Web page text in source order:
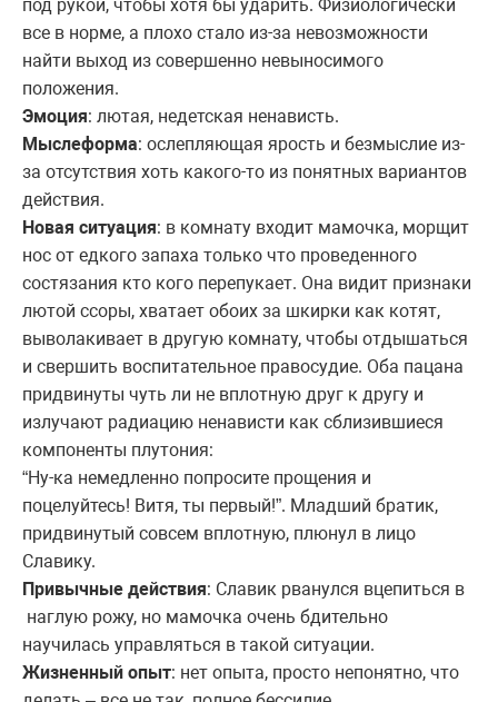
под рукой, чтобы хотя бы ударить. Физиологически
все в норме, а плохо стало из-за невозможности
найти выход из совершенно невыносимого
положения.
Эмоция: лютая, недетская ненависть.
Мыслеформа: ослепляющая ярость и безмыслие из-
за отсутствия хоть какого-то из понятных вариантов
действия.
Новая ситуация: в комнату входит мамочка, морщит
нос от едкого запаха только что проведенного
состязания кто кого перепукает. Она видит признаки
лютой ссоры, хватает обоих за шкирки как котят,
выволакивает в другую комнату, чтобы отдышаться
и свершить воспитательное правосудие. Оба пацана
придвинуты чуть ли не вплотную друг к другу и
излучают радиацию ненависти как сблизившиеся
компоненты плутония:
“Ну-ка немедленно попросите прощения и
поцелуйтесь! Витя, ты первый!”. Младший братик,
придвинутый совсем вплотную, плюнул в лицо
Славику.
Привычные действия: Славик рванулся вцепиться в
наглую рожу, но мамочка очень бдительно
научилась управляться в такой ситуации.
Жизненный опыт: нет опыта, просто непонятно, что